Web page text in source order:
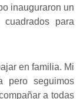
inauguraron un
para
en familia. Mi
pero seguimos
a todas